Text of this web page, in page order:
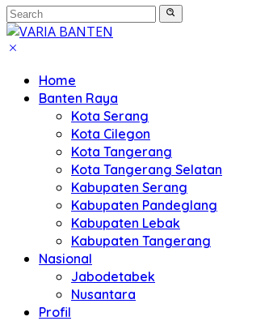
Home
Banten Raya
Kota Serang
Kota Cilegon
Kota Tangerang
Kota Tangerang Selatan
Kabupaten Serang
Kabupaten Pandeglang
Kabupaten Lebak
Kabupaten Tangerang
Nasional
Jabodetabek
Nusantara
Profil